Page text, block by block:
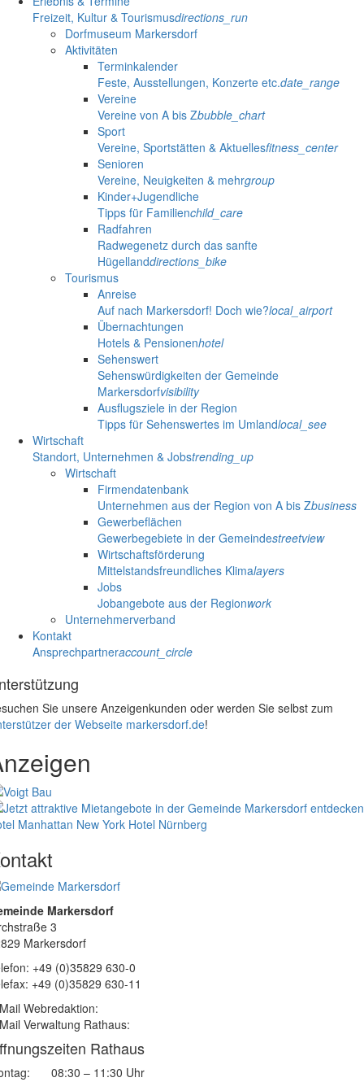
Freizeit, Kultur & Tourismusdirections_run
Dorfmuseum Markersdorf
Aktivitäten
Terminkalender
Feste, Ausstellungen, Konzerte etc.date_range
Vereine
Vereine von A bis Zbubble_chart
Sport
Vereine, Sportstätten & Aktuellesfitness_center
Senioren
Vereine, Neuigkeiten & mehrgroup
Kinder+Jugendliche
Tipps für Familienchild_care
Radfahren
Radwegenetz durch das sanfte
Hügellanddirections_bike
Tourismus
Anreise
Auf nach Markersdorf! Doch wie?local_airport
Übernachtungen
Hotels & Pensionenhotel
Sehenswert
Sehenswürdigkeiten der Gemeinde
Markersdorfvisibility
Ausflugsziele in der Region
Tipps für Sehenswertes im Umlandlocal_see
Wirtschaft
Standort, Unternehmen & Jobstrending_up
Wirtschaft
Firmendatenbank
Unternehmen aus der Region von A bis Zbusiness
Gewerbeflächen
Gewerbegebiete in der Gemeindestreetview
Wirtschaftsförderung
Mittelstandsfreundliches Klimalayers
Jobs
Jobangebote aus der Regionwork
Unternehmerverband
Kontakt
Ansprechpartneraccount_circle
Sie unsere Anzeigenkunden oder werden Sie selbst zum
der Webseite markersdorf.de!
Manhattan New York Hotel Nürnberg
Markersdorf
3
Markersdorf
+49 (0)35829 630-0
+49 (0)35829 630-11
Webredaktion:
Verwaltung Rathaus:
Rathaus
08:30 – 11:30 Uhr